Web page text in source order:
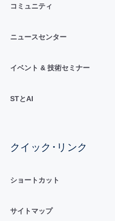
コミュニティ
ニュースセンター
イベント & 技術セミナー
STとAI
クイック･リンク
ショートカット
サイトマップ